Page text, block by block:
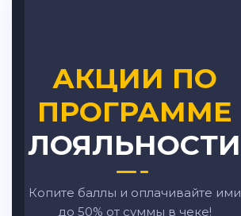
АКЦИИ ПО
ПРОГРАММЕ
ЛОЯЛЬНОСТИ
Копите баллы и оплачивайте ими
до 50% от суммы в чеке!